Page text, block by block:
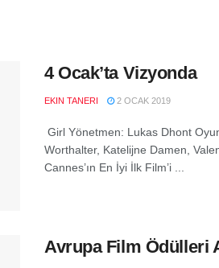
4 Ocak’ta Vizyonda
EKIN TANERI 2 OCAK 2019
Girl Yönetmen: Lukas Dhont
Worthalter, Katelijne Damen,
Cannes’ın En İyi İlk Film’i ...
Avrupa Film Ödülleri